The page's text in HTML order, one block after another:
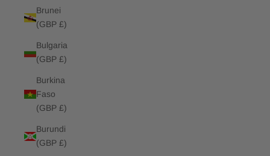
Brunei
(GBP £)
Bulgaria
(GBP £)
Burkina
Faso
(GBP £)
Burundi
(GBP £)